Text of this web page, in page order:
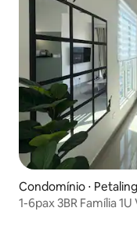
Condomínio ⋅
1-6pax 3BR Família